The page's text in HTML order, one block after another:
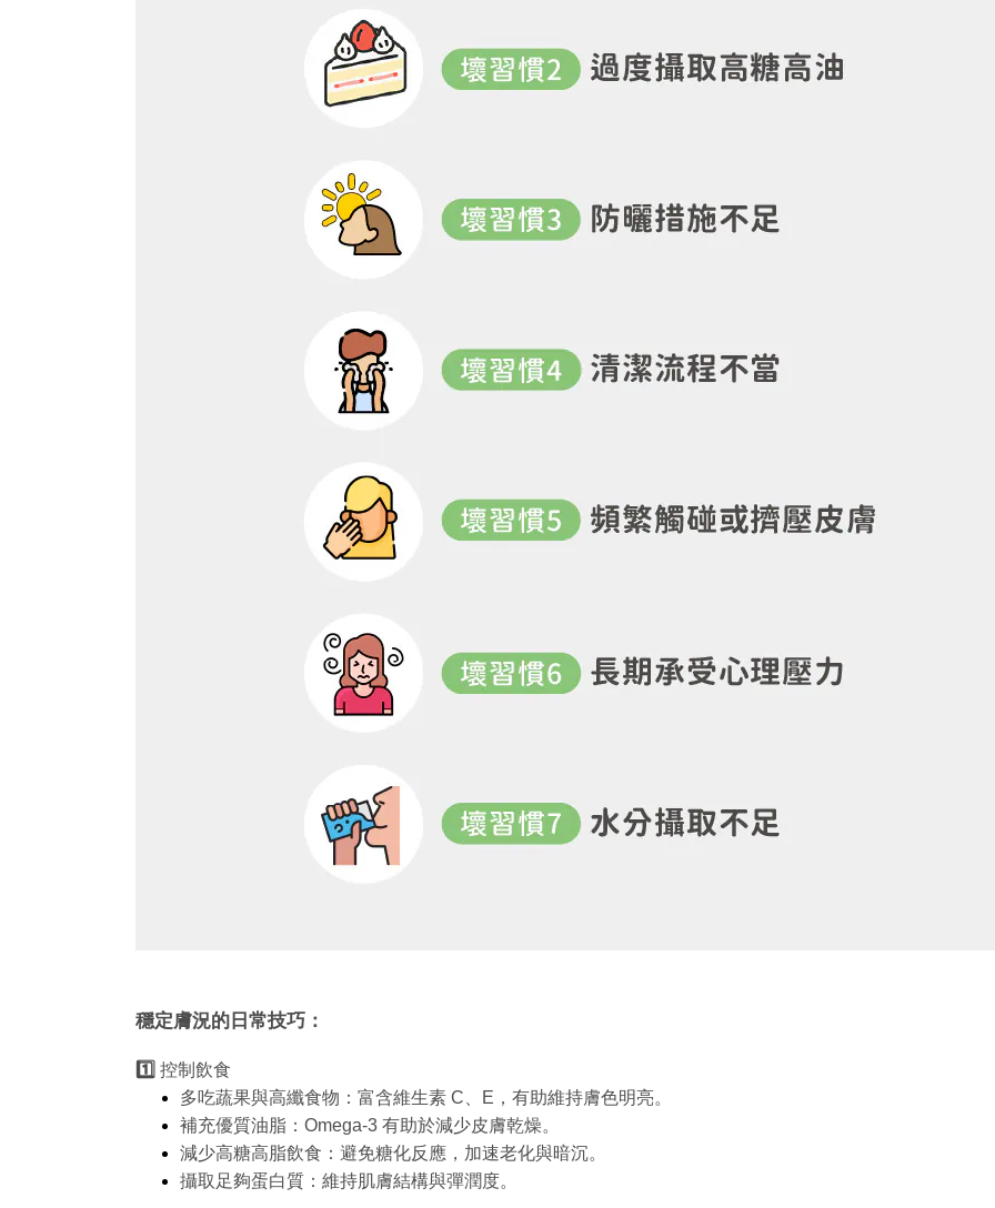
穩定膚況的日常技巧：
1️⃣ 控制飲食
多吃蔬果與高纖食物：富含維生素 C、E，有助維持膚色明亮。
補充優質油脂：Omega-3 有助於減少皮膚乾燥。
減少高糖高脂飲食：避免糖化反應，加速老化與暗沉。
攝取足夠蛋白質：維持肌膚結構與彈潤度。